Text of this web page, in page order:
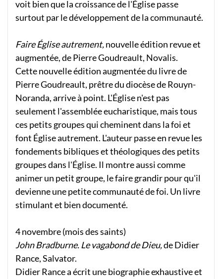
voit bien que la croissance de l'Église passe
surtout par le développement de la communauté.
Faire Église autrement,nouvelle édition revue et
augmentée, de Pierre Goudreault, Novalis.
Cette nouvelle édition augmentée du livre de
Pierre Goudreault, prêtre du diocèse de Rouyn-
Noranda, arrive à point. L'Église n'est pas
seulement l'assemblée eucharistique, mais tous
ces petits groupes qui cheminent dans la foi et
font Église autrement. L'auteur passe en revue les
fondements bibliques et théologiques des petits
groupes dans l'Église. Il montre aussi comme
animer un petit groupe, le faire grandir pour qu'il
devienne une petite communauté de foi. Un livre
stimulant et bien documenté.
4 novembre (mois des saints)
John Bradburne. Le vagabond de Dieu,de Didier
Rance, Salvator.
Didier Rance a écrit une biographie exhaustive et